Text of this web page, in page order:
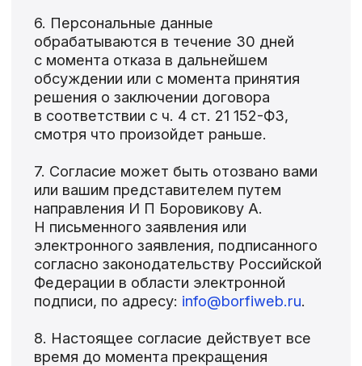
О нас
Техническая поддержка
Не сайты
Контакты
info@borfiweb.ru